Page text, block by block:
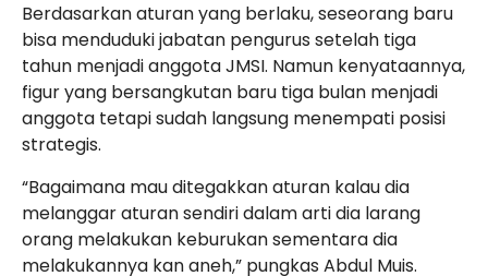
Berdasarkan aturan yang berlaku, seseorang baru
bisa menduduki jabatan pengurus setelah tiga
tahun menjadi anggota JMSI. Namun kenyataannya,
figur yang bersangkutan baru tiga bulan menjadi
anggota tetapi sudah langsung menempati posisi
strategis.
“Bagaimana mau ditegakkan aturan kalau dia
melanggar aturan sendiri dalam arti dia larang
orang melakukan keburukan sementara dia
melakukannya kan aneh,” pungkas Abdul Muis.